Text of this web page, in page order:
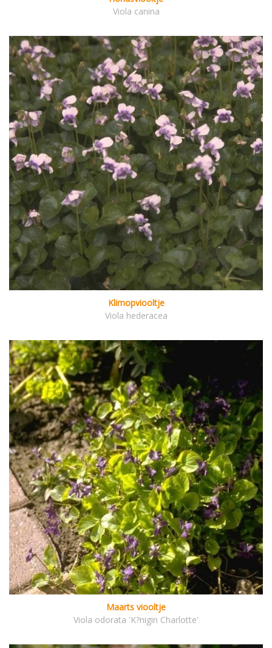
Viola canina
Klimopviooltje
Viola hederacea
Maarts viooltje
Viola odorata 'K?nigin Charlotte'